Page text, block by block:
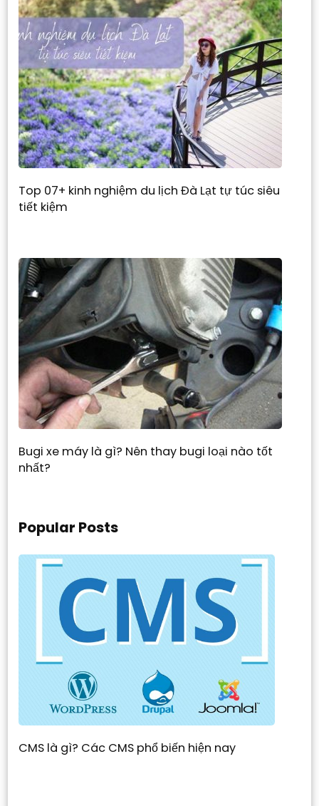
Top 07+ kinh nghiệm du lịch Đà Lạt tự túc siêu
tiết kiệm
Bugi xe máy là gì? Nên thay bugi loại nào tốt
nhất?
Popular Posts
CMS là gì? Các CMS phổ biến hiện nay